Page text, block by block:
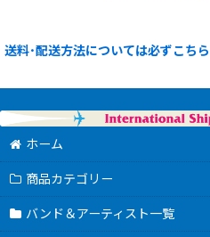
送料･配送方法については必ずこち
ホーム
商品カテゴリー
バンド＆アーティスト一覧